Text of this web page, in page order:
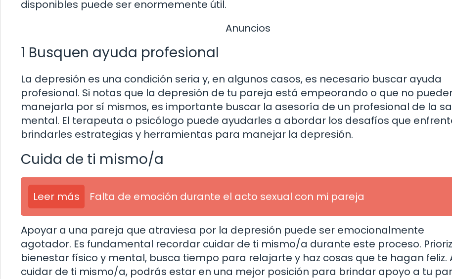
disponibles puede ser enormemente útil.
Anuncios
1 Busquen ayuda profesional
La depresión es una condición seria y, en algunos casos, es necesario buscar ayuda
profesional. Si notas que la depresión de tu pareja está empeorando o que no
manejarla por sí mismos, es importante buscar la asesoría de un profesional de la
mental. El terapeuta o psicólogo puede ayudarles a abordar los desafíos que
brindarles estrategias y herramientas para manejar la depresión.
Cuida de ti mismo/a
Leer más Falta de emoción durante el acto sexual con mi pareja
Apoyar a una pareja que atraviesa por la depresión puede ser emocionalmente
agotador. Es fundamental recordar cuidar de ti mismo/a durante este proceso.
bienestar físico y mental, busca tiempo para relajarte y haz cosas que te hagan feliz.
cuidar de ti mismo/a, podrás estar en una mejor posición para brindar apoyo a tu